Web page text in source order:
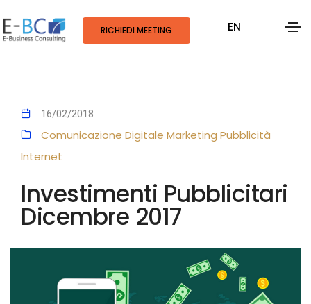
RICHIEDI MEETING EN
16/02/2018
Comunicazione Digitale Marketing Pubblicità
Internet
Investimenti Pubblicitari
Dicembre 2017